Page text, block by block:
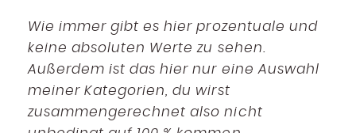
Wie immer gibt es hier prozentuale und
keine absoluten Werte zu sehen.
Außerdem ist das hier nur eine Auswahl
meiner Kategorien, du wirst
zusammengerechnet also nicht